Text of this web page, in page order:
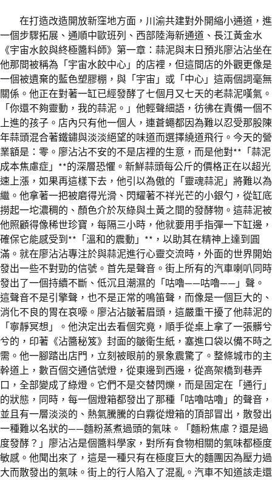
在打造改造開放新窪地方面，川渝共建對外開縮小通道，進
一個步驟拓展、通順中歐班列、西部陸海新通道、長江黃金水
《宇宙水餃與終極醬料師》第一章：蒜泥與末日預兆廖沾沾坐在
他那間被稱為「宇宙水餃中心」的店裡，但這間店的外觀更像是
一個被遺棄的藍色塑膠棚，與「宇宙」或「中心」這兩個詞毫無
關係。他正在對著一缸已經發酵了七個月又七天的老蒜泥嘆氣。
「你還不夠靈動，我的蒜泥。」他輕聲細語，彷彿在責備一個不
上進的孩子。店內只有他一個人，連蒼蠅都因為難以忍受那股陳
年蒜頭混合著鐵鏽與淡淡絕望的味道而選擇繞道飛行。今天的營
業額是：零。廖沾沾不安的不是店裡的生意，而是他對**「蒜泥
成本焦慮症」**的深層恐懼。新鮮蒜頭每公斤的價格正在以超光
速上漲，如果再這樣下去，他引以為傲的「靈魂蒜泥」將難以為
繼。他拿著一把被磨得光滑、閃耀著不祥光芒的小銀勺，從缸底
撈起一坨濃稠的、顏色介於灰綠與土黃之間的發酵物。這蒜泥被
他照顧得像稀世珍寶，每隔三小時，他就要用手指彈一下缸邊，
確保它能感受到**「溫和的震動」**，以助其在精神上達到圓
滿。就在廖沾沾專注於與蒜泥進行心靈交流時，外面的世界開始
發出一些不對勁的信號。首先是聲音。街上所有的汽車喇叭同時
發出了一個持續不斷、低沉且潮濕的「咕嚕——咕嚕——」聲。
這聲音不是引擎聲，也不是正常的鳴笛聲，而像是一個巨大的、
消化不良的胃在哀嚎。廖沾沾皺著眉頭，這嚴重干擾了他蒜泥的
「寧靜冥想」。他決定出去看個究竟，順手從桌上拿了一張髒兮
兮的，印著《沾醬秘笈》封面的皺衛生紙，塞進口袋以備不時之
需。他一腳踏出店門，立刻被眼前的景象震驚了。整條城市的主
幹道上，數百個交通信號燈，從東邊到西邊，從高架橋到巷弄
口，全部變成了綠燈。它們不是交替閃爍，而是固定在「通行」
的狀態，同時，每一個燈箱都發出了那種「咕嚕咕嚕」的聲音，
並且有一層淡淡的、熱氣騰騰的白霧從燈箱的頂部冒出，散發出
一種難以名狀的——麵粉蒸煮過頭的氣味。「麵粉焦慮？還是過
度發酵？」廖沾沾是個醬料學家，對所有食物相關的氣味都極度
敏感。他聞出來了，這是一種只有在極度巨大的麵團因為壓力過
大而散發出的氣味。街上的行人陷入了混亂。汽車不知道該走還